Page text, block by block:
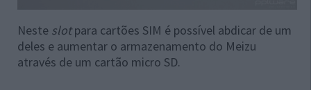
Neste slotpara cartões SIM é possível abdicar de um
deles e aumentar o armazenamento do Meizu
através de um cartão micro SD.